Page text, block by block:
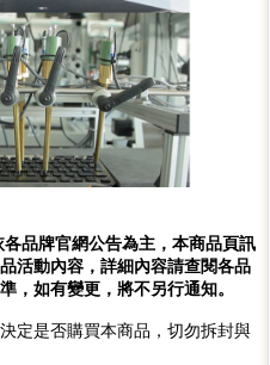
品牌官網公告為主，本商品頁訊
活動內容，詳細內容請查閱各品
，如有變更，將不另行通知。
定是否購買本商品，切勿拆封與